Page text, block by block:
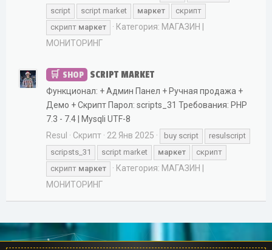
script
script market маркет
скрипт
скрипт маркет Категория: МАГАЗИН |
МОНИТОРИНГ
SHOP SCRIPT MARKET
Функционал: + Админ Панел + Ручная продажа +
Демо + Скрипт Парол: scripts_31 Требования: PHP
7.3 - 7.4 | Mysqli UTF-8
Resul
Скрипт 22 Янв 2025 buy script
resulscript
scripsts_31
script market маркет
скрипт
скрипт маркет Категория: МАГАЗИН |
МОНИТОРИНГ